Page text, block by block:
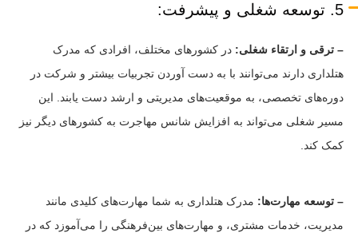
5. توسعه شغلی و پیشرفت:
– ترقی و ارتقاء شغلی: در کشورهای مختلف، افرادی که مدرک
هتلداری دارند می‌توانند با به دست آوردن تجربیات بیشتر و شرکت در
دوره‌های تخصصی، به موقعیت‌های مدیریتی و ارشد دست یابند. این
مسیر شغلی می‌تواند به افزایش شانس مهاجرت به کشورهای دیگر نیز
کمک کند.
– توسعه مهارت‌ها: مدرک هتلداری به شما مهارت‌های کلیدی مانند
مدیریت، خدمات مشتری، و مهارت‌های بین‌فرهنگی را می‌آموزد که در